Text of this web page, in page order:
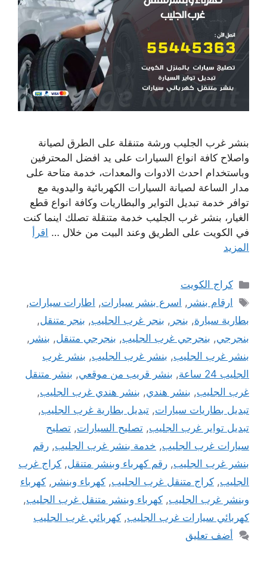
بنشر غرب الجليب ورشة متنقلة على الطرق لصيانة
واصلاح كافة انواع السيارات على يد افضل المحترفين
وباستخدام احدث الادوات والمعدات، خدمة متاحة على
مدار الساعة لصيانة السيارات الكهربائية واليدوية مع
توافر خدمة تبديل التواير والبطاريات وكافة انواع قطع
الغيار، بنشر غرب الجليب خدمة متنقلة تصلك اينما كنت
في الكويت على الطريق وعند البيت من خلال … اقرأ
المزيد
التصنيفات
كراج الكويت
الوسوم
ارقام بنشر , اسرع بنشر سيارات, اطارات سيارات,
بطارية سيارة, بنجر , بنجر غرب الجليب, بنجر متنقل,
بنجرجي, بنجرجي غرب الجليب, بنجرجي متنقل, بنشر ,
بنشر غرب الجليب, بنشر غرب الجليب, بنشر غرب
الجليب 24 ساعة
, بنشر قريب من موقعي, بنشر متنقل
غرب الجليب, بنشر هندي, بنشر هندي غرب الجليب,
تبديل بطاريات سيارات, تبديل بطارية غرب الجليب,
تبديل تواير غرب الجليب, تصليح السيارات, تصليح
سيارات غرب الجليب, خدمة بنشر غرب الجليب, رقم
بنشر غرب الجليب, رقم كهرباء وبنشر متنقل, كراج غرب
الجليب, كراج متنقل غرب الجليب, كهرباء وبنشر , كهرباء
وبنشر غرب الجليب, كهرباء وبنشر متنقل غرب الجليب,
كهربائي سيارات غرب الجليب, كهربائي غرب الجليب
أضف تعليق